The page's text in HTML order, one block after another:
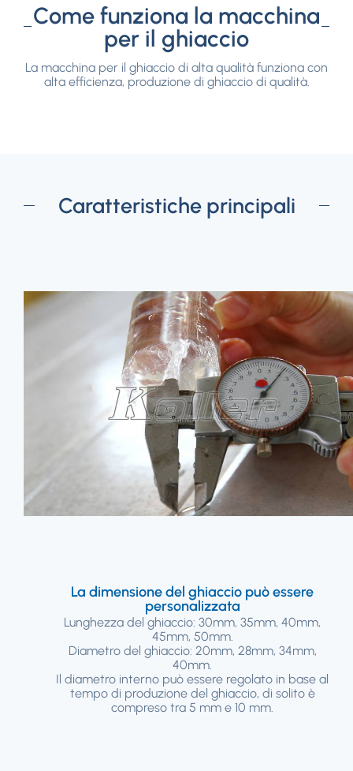
Come funziona la macchina
per il ghiaccio
La macchina per il ghiaccio di alta qualità funziona con
alta efficienza, produzione di ghiaccio di qualità.
Caratteristiche principali
La dimensione del ghiaccio può essere
personalizzata
Lunghezza del ghiaccio: 30mm, 35mm, 40mm,
45mm, 50mm.
Diametro del ghiaccio: 20mm, 28mm, 34mm,
40mm.
Il diametro interno può essere regolato in base al
tempo di produzione del ghiaccio, di solito è
compreso tra 5 mm e 10 mm.